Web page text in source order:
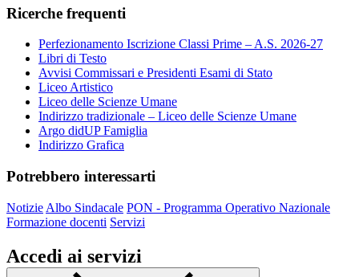
Ricerche frequenti
Perfezionamento Iscrizione Classi Prime – A.S. 2026-27
Libri di Testo
Avvisi Commissari e Presidenti Esami di Stato
Liceo Artistico
Liceo delle Scienze Umane
Indirizzo tradizionale – Liceo delle Scienze Umane
Argo didUP Famiglia
Indirizzo Grafica
Potrebbero interessarti
Notizie Albo Sindacale PON - Programma Operativo Nazionale
Formazione docenti Servizi
Accedi ai servizi